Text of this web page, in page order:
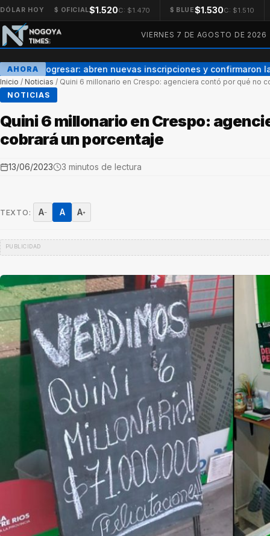
DÓLAR HOY $ OFICIAL$1.520C: $1.470 $ BLUE$1.530C: $1.510
VIERNES 7 DE AGOSTO DE 2026
AHORA
Becas Progresar: abren nuevas inscripciones y confirmaron
Inicio / Noticias / Quini 6 millonario en Crespo: agenciera contó por qué no
NOTICIAS
Quini 6 millonario en Crespo:
cobrará un porcentaje
13/06/2023 3 minutos de lectura
TEXTO: A− A A+